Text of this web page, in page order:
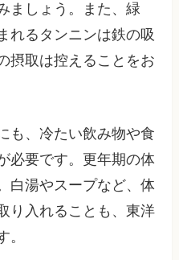
ましょう。また、緑
れるタンニンは鉄の吸
摂取は控えることをお
も、冷たい飲み物や食
必要です。更年期の体
白湯やスープなど、体
り入れることも、東洋
。